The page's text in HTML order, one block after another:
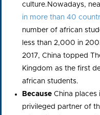
culture.Nowadays,
in more than 40
number of african
less than 2,000 in
2017, China topped
Kingdom as the first
african students.
Because China places
privileged partner of